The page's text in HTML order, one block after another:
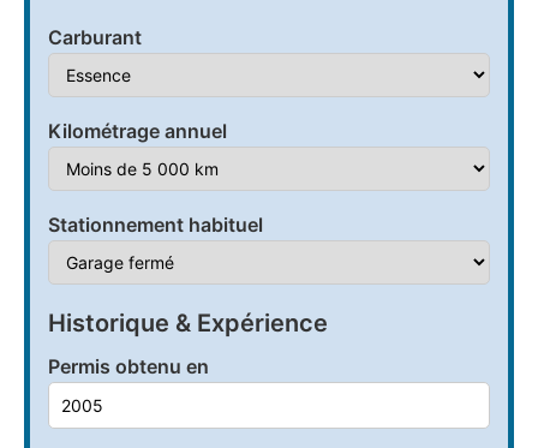
Carburant
Kilométrage annuel
Stationnement habituel
Historique & Expérience
Permis obtenu en